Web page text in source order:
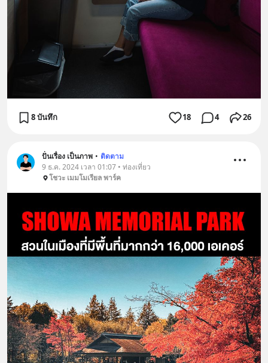
8 บันทึก 18 4 26
ปั่นเรื่อง เป็นภาพ • ติดตาม
9 ธ.ค. 2024 เวลา 01:07 • ท่องเที่ยว
โชวะ เมมโมเรียล พาร์ค